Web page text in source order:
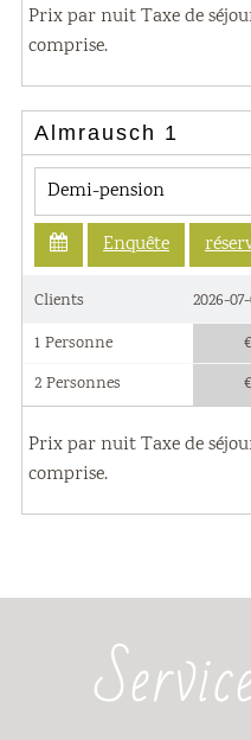
Prix par nuit Taxe de
comprise.
Almrausch 1
Enquête
Clients
1 Personne
2 Personnes
2026-
Prix par nuit Taxe de
comprise.